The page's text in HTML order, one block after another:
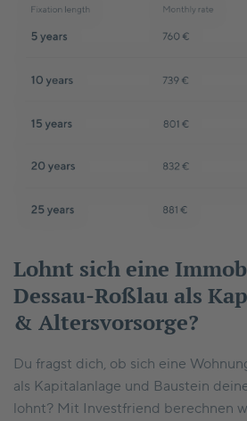
Lohnt sich eine
Dessau-Roßlau als
& Altersvorsorge?
Du fragst dich, ob sich eine
als Kapitalanlage und Baustein
lohnt? Mit Investfriend berechnen